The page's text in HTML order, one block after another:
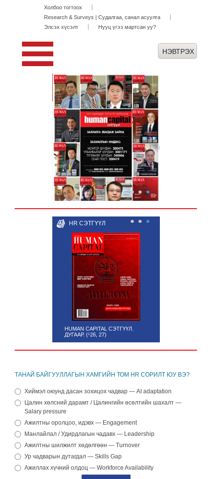
Холбоо тогтоох
Research & Surveys | Судалгаа, санал асуулга
Элсэх хүсэлт
Нууц үгээ мартсан уу?
● ● ●
HR СЭТГҮҮЛ
HUMAN CAPITAL СЭТГҮҮЛ.
ДУГААР. (¹26, 27)
● ● ●
ТАНАЙ БАЙГУУЛЛАГЫН ХАМГИЙН ТОМ HR СОРИЛТ ЮУ ВЭ?
Хиймэл оюунд дасан зохицох чадвар — AI adaptation
Цалин хөлсний дарамт / Цалингийн өсөлтийн шахалт —
Salary pressure
Ажилтны оролцоо, идэвх — Engagement
Манлайлал / Удирдлагын чадавх — Leadership
Ажилтны шилжилт хөдөлгөөн — Turnover
Ур чадварын дутагдал — Skills Gap
Ажиллах хүчний олдоц — Workforce Availability